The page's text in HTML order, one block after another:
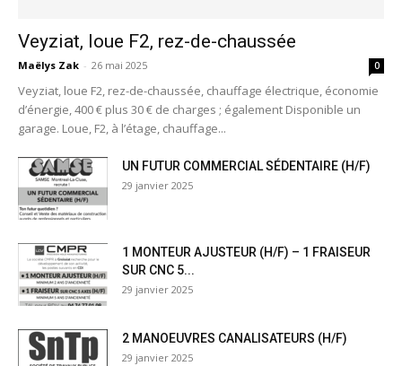
Veyziat, loue F2, rez-de-chaussée
Maëlys Zak - 26 mai 2025 0
Veyziat, loue F2, rez-de-chaussée, chauffage électrique, économie
d’énergie, 400 € plus 30 € de charges ; également Disponible un
garage. Loue, F2, à l’étage, chauffage...
UN FUTUR COMMERCIAL SÉDENTAIRE (H/F)
29 janvier 2025
1 MONTEUR AJUSTEUR (H/F) – 1 FRAISEUR
SUR CNC 5...
29 janvier 2025
2 MANOEUVRES CANALISATEURS (H/F)
29 janvier 2025